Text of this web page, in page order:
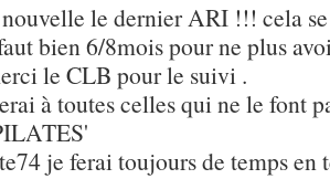
le dernier ARI !!! cela
bien 6/8mois pour ne plus
le CLB pour le suivi .
à toutes celles qui ne le font
je ferai toujours de temps en